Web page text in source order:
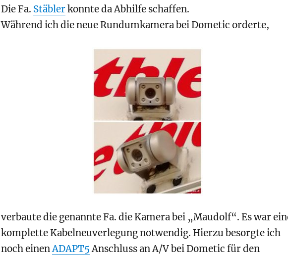
Die Fa. Stäblerkonnte da Abhilfe schaffen.
Während ich die neue Rundumkamera bei Dometic orderte,
verbaute die genannte Fa. die Kamera bei „Maudolf“. Es war
komplette Kabelneuverlegung notwendig. Hierzu besorgte ich
noch einenADAPT5Anschluss an A/V bei Dometic für den